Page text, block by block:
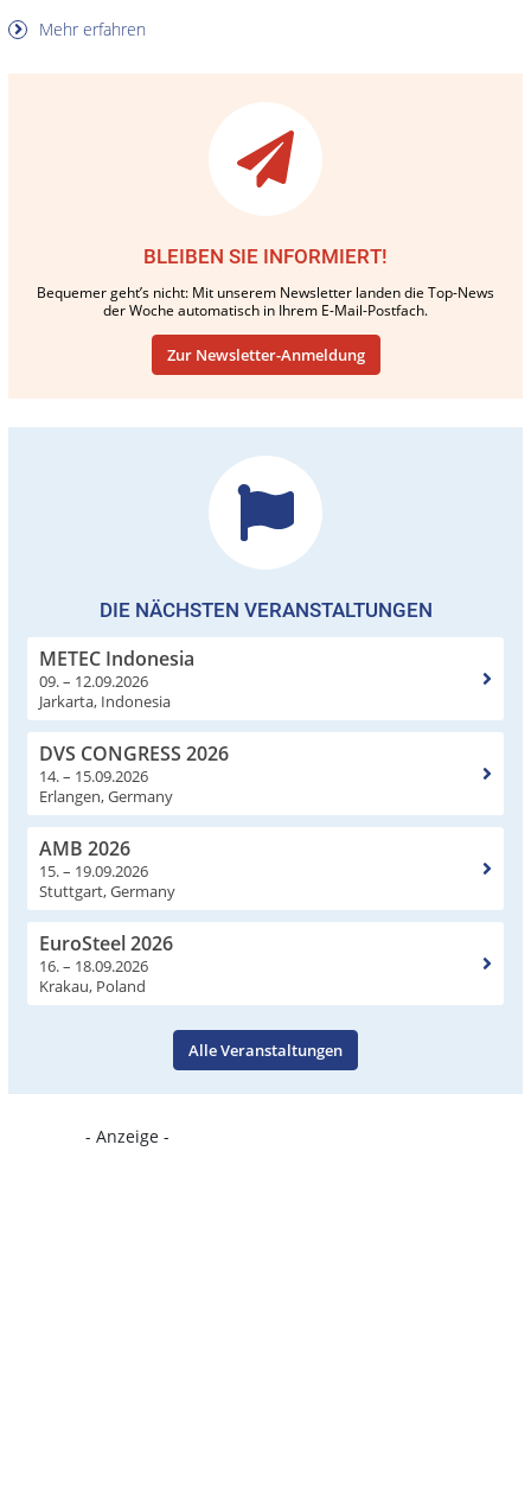
Mehr erfahren
BLEIBEN SIE INFORMIERT!
Bequemer geht’s nicht: Mit unserem Newsletter landen die Top-News
der Woche automatisch in Ihrem E-Mail-Postfach.
Zur Newsletter-Anmeldung
DIE NÄCHSTEN VERANSTALTUNGEN
METEC Indonesia
09. – 12.09.2026
Jarkarta, Indonesia
DVS CONGRESS 2026
14. – 15.09.2026
Erlangen, Germany
AMB 2026
15. – 19.09.2026
Stuttgart, Germany
EuroSteel 2026
16. – 18.09.2026
Krakau, Poland
Alle Veranstaltungen
- Anzeige -